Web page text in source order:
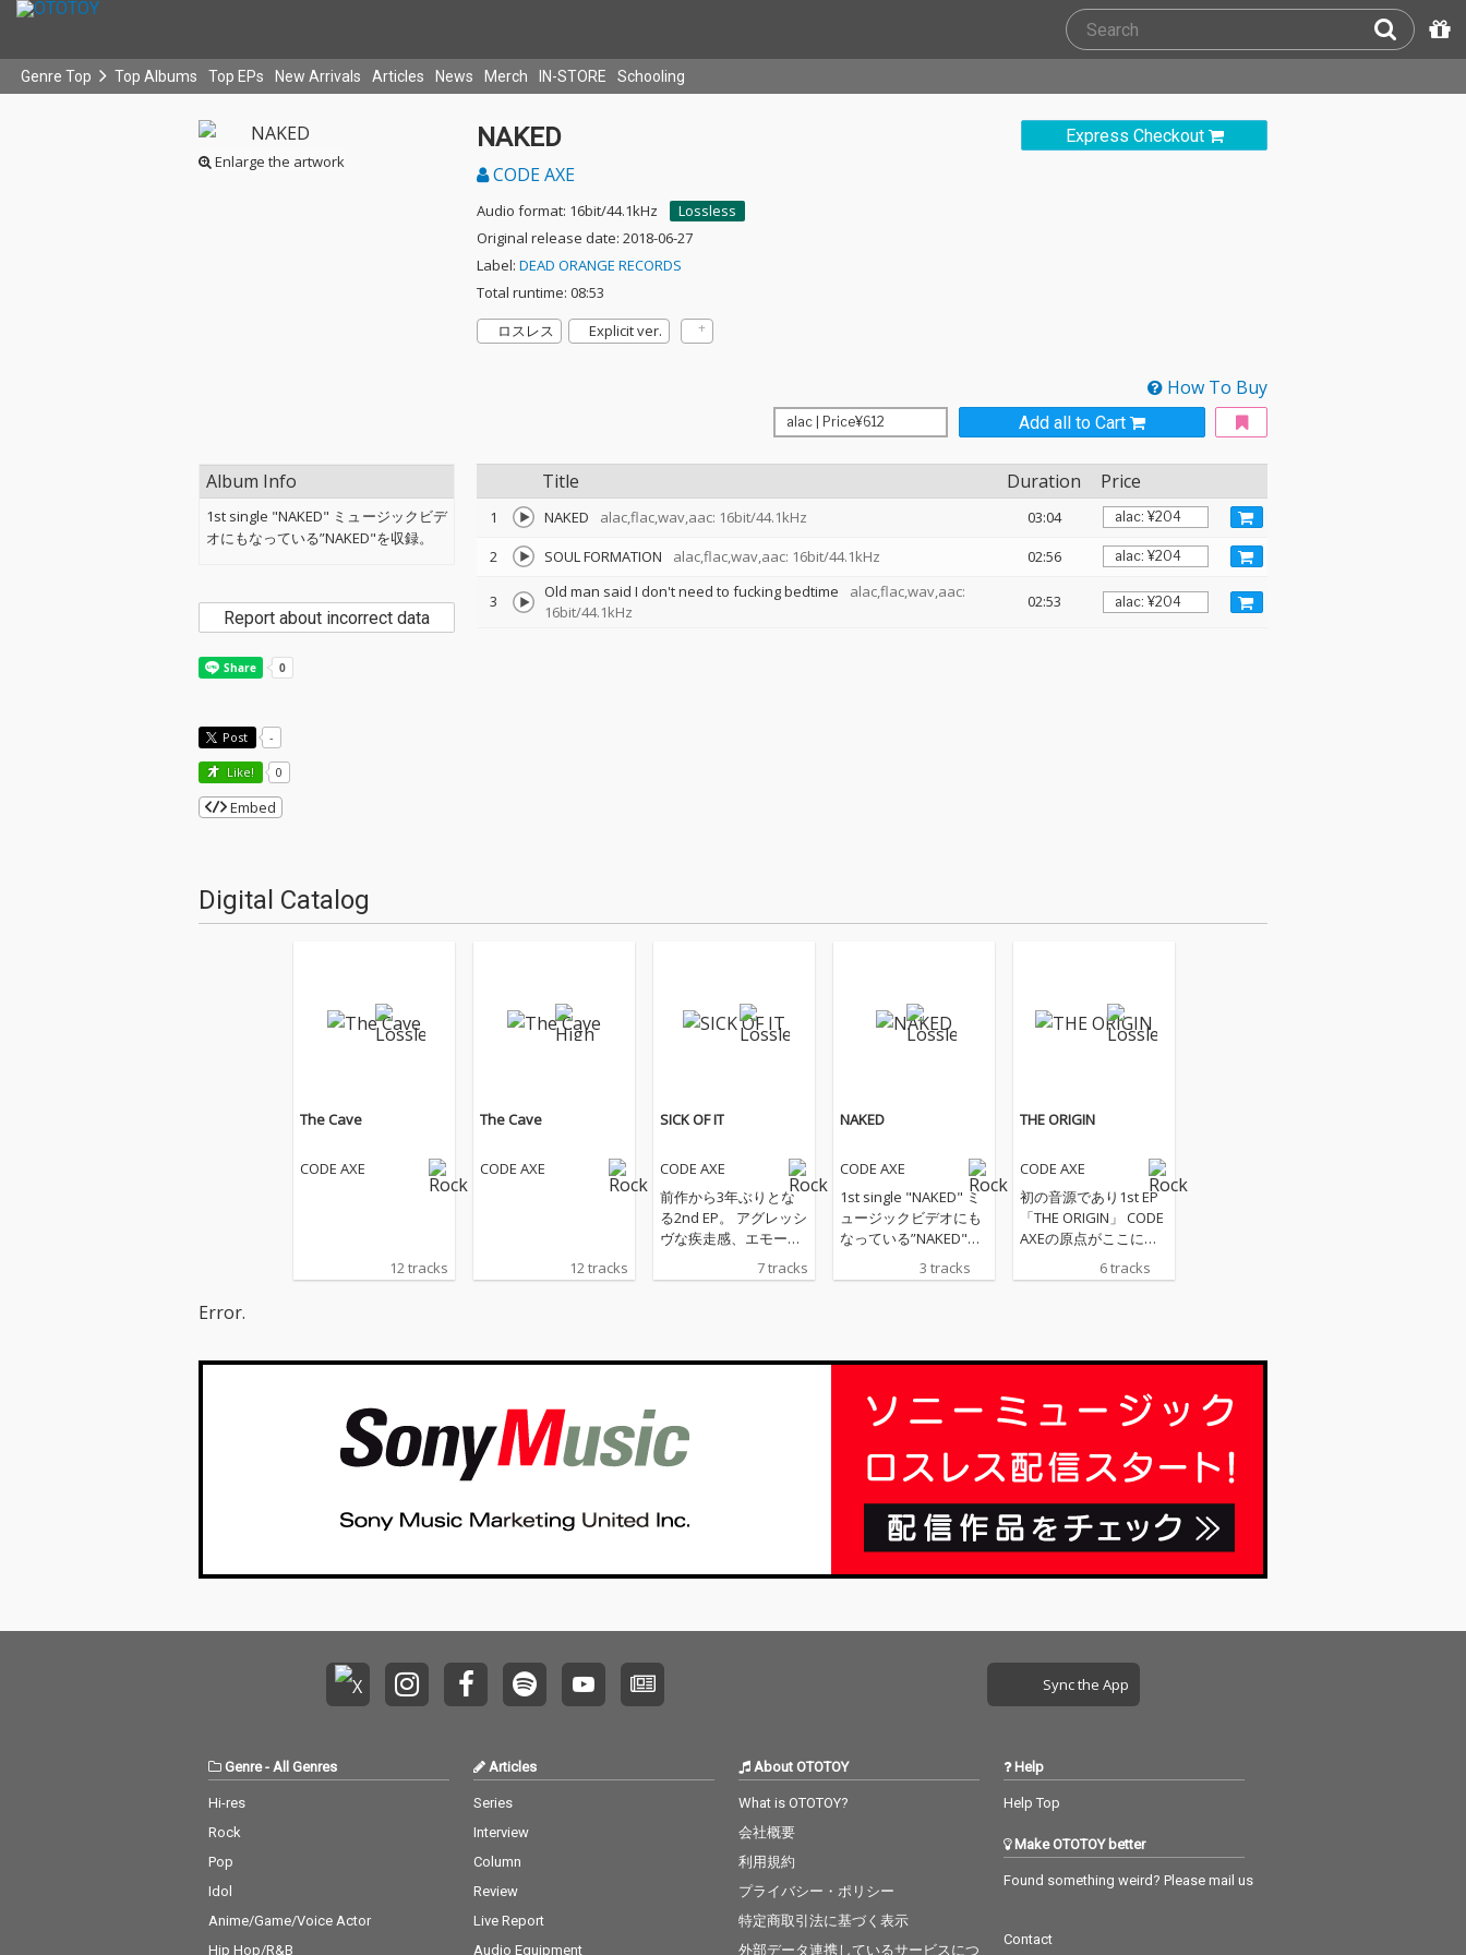
Genre Top Top Albums Top EPs New Arrivals Articles News Merch IN-STORE Schooling
Enlarge the artwork
Express Checkout
NAKED
CODE AXE
Audio format: 16bit/44.1kHz
Lossless
Original release date: 2018-06-27
Label: DEAD ORANGE RECORDS
Total runtime: 08:53
ロスレス
Explicit ver.
How To Buy
Add all to Cart
Title Duration Price
1 NAKED alac,flac,wav,aac: 16bit/44.1kHz
03:04
2
SOUL FORMATION alac,flac,wav,aac: 16bit/44.1kHz 02:56
3 Old man said I don't need to fucking bedtime
alac,flac,wav,aac:
16bit/44.1kHz
02:53
Album Info
1st single "NAKED" ミュージックビデ
オにもなっている”NAKED"を収録。
Report about incorrect data
Post -
Like! 0
Embed
Digital Catalog
The Cave
CODE AXE
12 tracks
The Cave
CODE AXE
12 tracks
SICK OF IT
CODE AXE
前作から3年ぶりとな
る2nd EP。 アグレッシ
ヴな疾走感、エモーシ
に、攻撃的なリフ。 メ
7 tracks
NAKED
CODE AXE
1st single "NAKED" ミ
ュージックビデオにも
なっている”NAKED"を
3 tracks
THE ORIGIN
CODE AXE
初の音源であり1st EP
「THE ORIGIN」 CODE
AXEの原点がここにあ
6 tracks
Error.
Sync the App
Genre- All Genres
Hi-res
Rock
Pop
Idol
Anime/Game/Voice Actor
Hip Hop/R&B
Articles
Series
Interview
Column
Review
Live Report
Audio Equipment
About OTOTOY
What is OTOTOY?
会社概要
利用規約
プライバシー・ポリシー
特定商取引法に基づく表示
外部データ連携しているサービスにつ
Help
Help Top
Make OTOTOY better
Found something weird? Please mail us
Contact